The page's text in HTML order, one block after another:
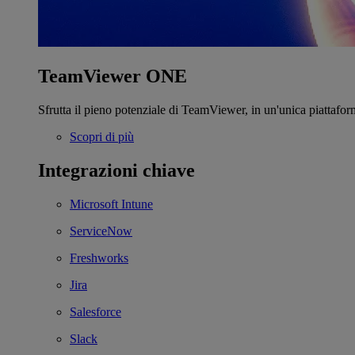
TeamViewer ONE
Sfrutta il pieno potenziale di TeamViewer, in un'unica
Scopri di più
Integrazioni chiave
Microsoft Intune
ServiceNow
Freshworks
Jira
Salesforce
Slack